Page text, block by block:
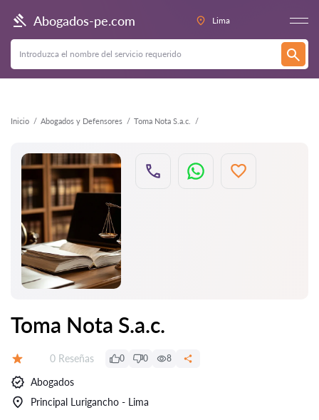
Abogados-pe.com Lima
Inicio Abogados y Defensores Toma Nota S.a.c.
Atrás
Toma Nota S.a.c.
Número de reseñas:
0 Reseñas 0 0 8
Abogados
Principal Lurigancho - Lima